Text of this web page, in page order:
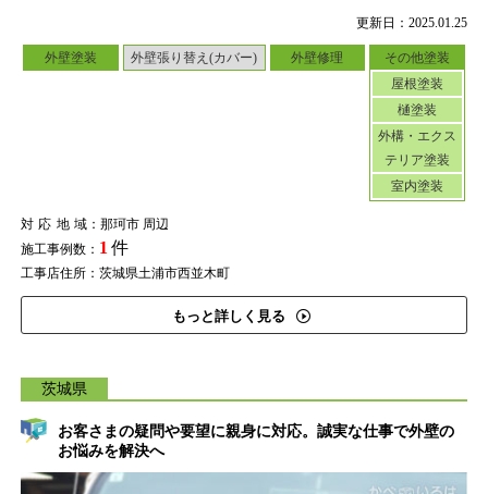
更新日：2025.01.25
外壁塗装 外壁張り替え(カバー) 外壁修理
その他塗装
屋根塗装
樋塗装
外構・エクス
テリア塗装
室内塗装
対応地域：那珂市 周辺
施工事例数： 1 件
工事店住所：茨城県土浦市西並木町
もっと詳しく見る
茨城県
お客さまの疑問や要望に親身に対応。誠実な仕事で外壁の
お悩みを解決へ